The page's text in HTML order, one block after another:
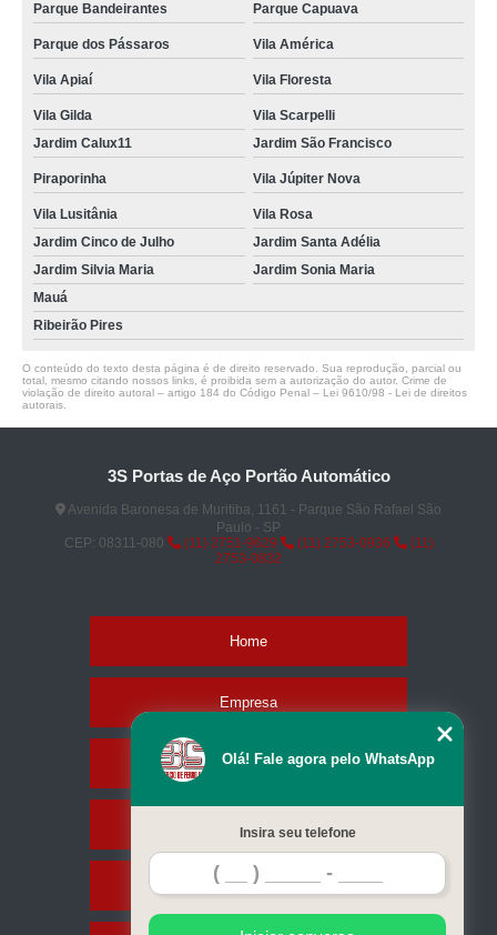
Parque Bandeirantes Parque Capuava
Parque dos Pássaros Vila América
Vila Apiaí Vila Floresta
Vila Gilda
Vila Scarpelli
Jardim Calux11
Jardim São Francisco
Piraporinha Vila Júpiter Nova
Vila Lusitânia
Vila Rosa
Jardim Cinco de Julho
Jardim Santa Adélia
Jardim Silvia Maria
Jardim Sonia Maria
Mauá
Ribeirão Pires
O conteúdo do texto desta página é de direito reservado. Sua reprodução, parcial ou
total, mesmo citando nossos links, é proibida sem a autorização do autor. Crime de
violação de direito autoral – artigo 184 do Código Penal – Lei 9610/98 - Lei de direitos
autorais
3S Portas de Aço Portão Automático
Avenida Baronesa de Muritiba, 1161 - Parque São Rafael São
Paulo - SP
CEP: 08311-080
(11) 2751-9629 (11) 2753-0936
(11)
2753-0832
Home
Empresa
Missão
Serviços
Contato
Olá! Fale agora pelo WhatsApp
Insira seu telefone